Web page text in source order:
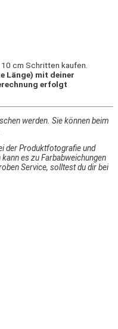
cm Schritten kaufen.
Länge) mit deiner
erfolgt
werden. Sie können beim
der Produktfotografie und
es zu Farbabweichungen
Service, solltest du dir bei